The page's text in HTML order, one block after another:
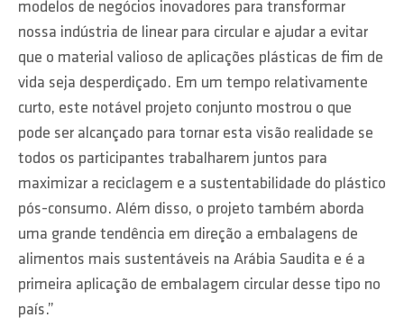
modelos de negócios inovadores para transformar
nossa indústria de linear para circular e ajudar a evitar
que o material valioso de aplicações plásticas de fim de
vida seja desperdiçado. Em um tempo relativamente
curto, este notável projeto conjunto mostrou o que
pode ser alcançado para tornar esta visão realidade se
todos os participantes trabalharem juntos para
maximizar a reciclagem e a sustentabilidade do plástico
pós-consumo. Além disso, o projeto também aborda
uma grande tendência em direção a embalagens de
alimentos mais sustentáveis ​​na Arábia Saudita e é a
primeira aplicação de embalagem circular desse tipo no
país.”